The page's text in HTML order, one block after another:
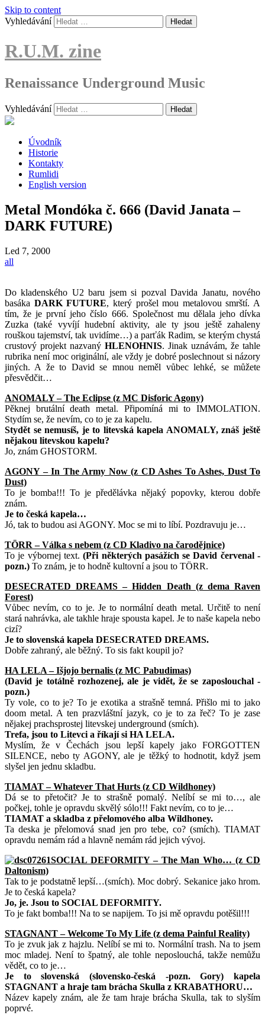
Skip to content
Vyhledávání
R.U.M. zine
Renaissance Underground Music
Vyhledávání
Úvodník
Historie
Kontakty
Rumlidi
English version
Metal Mondóka č. 666 (David Janata –
DARK FUTURE)
Led 7, 2000
all
Do kladenského U2 baru jsem si pozval Davida Janatu, nového
basáka DARK FUTURE, který prošel mou metalovou smrští. A
tím, že je první jeho číslo 666. Společnost mu dělala jeho dívka
Zuzka (také vyvíjí hudební aktivity, ale ty jsou ještě zahaleny
rouškou tajemství, tak uvidíme…) a parťák Radim, se kterým chystá
crustový projekt nazvaný HLENOHNIS. Jinak uznávám, že tahle
rubrika není moc originální, ale vždy je dobré poslechnout si názory
jiných. A že to David se mnou neměl vůbec lehké, se můžete
přesvědčit…
ANOMALY – The Eclipse (z MC Disforic Agony)
Pěknej brutální death metal. Připomíná mi to IMMOLATION.
Stydím se, že nevím, co to je za kapelu.
Stydět se nemusíš, je to litevská kapela ANOMALY, znáš ještě
nějakou litevskou kapelu?
Jo, znám GHOSTORM.
AGONY – In The Army Now (z CD Ashes To Ashes, Dust To
Dust)
To je bomba!!! To je předělávka nějaký popovky, kterou dobře
znám.
Je to česká kapela…
Jó, tak to budou asi AGONY. Moc se mi to líbí. Pozdravuju je…
TÖRR – Válka s nebem (z CD Kladivo na čarodějnice)
To je výbornej text.(Při některých pasážích se David červenal -
pozn.) To znám, je to hodně kultovní a jsou to TÖRR.
DESECRATED DREAMS – Hidden Death (z dema Raven
Forest)
Vůbec nevím, co to je. Je to normální death metal. Určitě to není
stará nahrávka, ale takhle hraje spousta kapel. Je to naše kapela nebo
cizí?
Je to slovenská kapela DESECRATED DREAMS.
Dobře zahraný, ale běžný. To sis fakt koupil jo?
HA LELA – Išjojo bernalis (z MC Pabudimas)
(David je totálně rozhozenej, ale je vidět, že se zaposlouchal -
pozn.)
Ty vole, co to je? To je exotika a strašně temná. Přišlo mi to jako
doom metal. A ten prazvláštní jazyk, co je to za řeč? To je zase
nějakej prachsprostej litevskej underground (smích).
Trefa, jsou to Litevci a říkají si HA LELA.
Myslím, že v Čechách jsou lepší kapely jako FORGOTTEN
SILENCE, nebo ty AGONY, ale je těžký to hodnotit, když jsem
slyšel jen jednu skladbu.
TIAMAT – Whatever That Hurts (z CD Wildhoney)
Dá se to přetočit? Je to strašně pomalý. Nelíbí se mi to…, ale
počkej, tohle je opravdu skvělý sólo!!! Fakt nevím, co to je…
TIAMAT a skladba z přelomového alba Wildhoney.
Ta deska je přelomová snad jen pro tebe, co? (smích). TIAMAT
opravdu nemám rád a hlavně nemám rád jejich vývoj.
SOCIAL DEFORMITY – The Man Who… (z CD
Daltonism)
Tak to je podstatně lepší…(smích). Moc dobrý. Sekanice jako hrom.
Je to česká kapela?
Jo, je. Jsou to SOCIAL DEFORMITY.
To je fakt bomba!!! Na to se napijem. To jsi mě opravdu potěšil!!!
STAGNANT – Welcome To My Life (z dema Painful Reality)
To je zvuk jak z hajzlu. Nelíbí se mi to. Normální trash. Na to jsem
moc mladej. Není to špatný, ale tohle neposlouchá, takže nemůžu
vědět, co to je…
Je to slovenská (slovensko-česká -pozn. Gory) kapela
STAGNANT a hraje tam brácha Skulla z KRABATHORU…
Název kapely znám, ale že tam hraje brácha Skulla, tak to slyším
poprvé.